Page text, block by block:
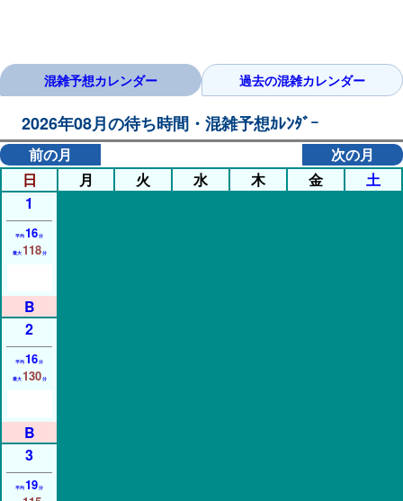
混雑予想カレンダー 過去の混雑カレンダー
2026年08月の待ち時間・混雑予想ｶﾚﾝﾀﾞｰ
前の月
次の月
日
月 火 水 木 金
土
1
平均16分
最大 118分
2
平均16分
最大 130分
3
平均19分